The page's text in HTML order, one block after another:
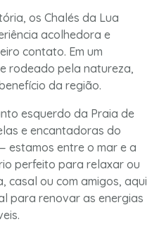
os Chalés da Lua
acolhedora e
contato. Em um
rodeado pela natureza,
da região.
esquerdo da Praia de
e encantadoras do
estamos entre o mar e a
perfeito para relaxar ou
casal ou com amigos, aqui
para renovar as energias